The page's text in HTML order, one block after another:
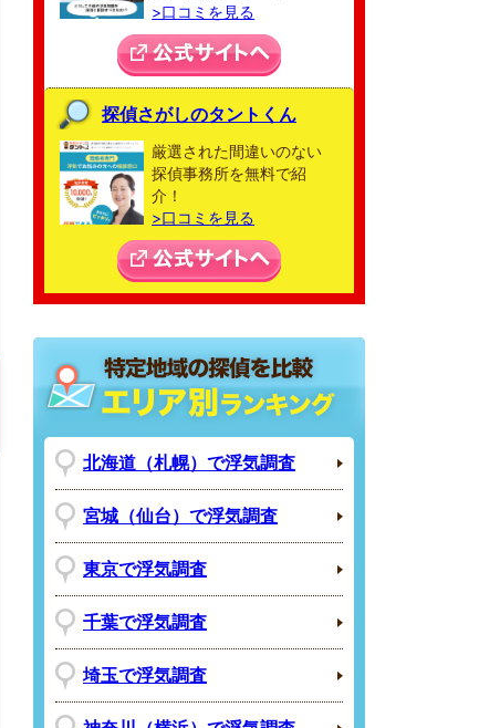
>口コミを見る
探偵さがしのタントくん
厳選された間違いのない
探偵事務所を無料で紹
介！
>口コミを見る
北海道（札幌）で浮気調査
宮城（仙台）で浮気調査
東京で浮気調査
千葉で浮気調査
埼玉で浮気調査